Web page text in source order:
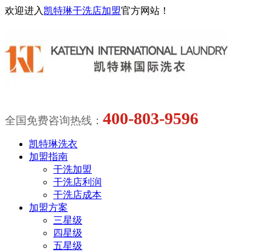
欢迎进入凯特琳干洗店加盟官方网站！
全国免费咨询热线： 400-803-9596
凯特琳洗衣
加盟指南
干洗加盟
干洗店利润
干洗店成本
加盟方案
三星级
四星级
五星级